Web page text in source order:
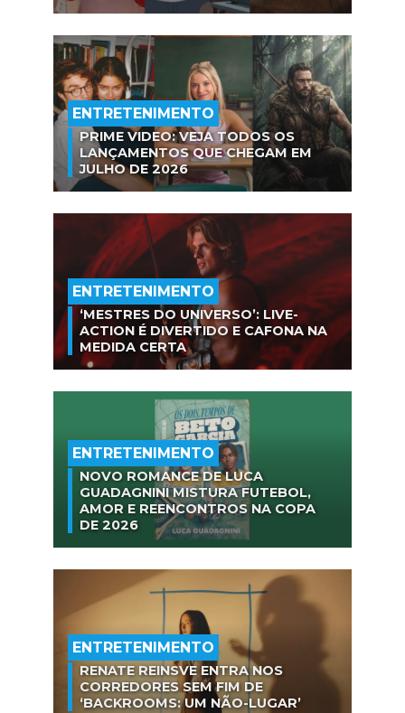
ENTRETENIMENTO
PRIME VIDEO: VEJA TODOS OS
LANÇAMENTOS QUE CHEGAM EM
JULHO DE 2026
ENTRETENIMENTO
‘MESTRES DO UNIVERSO’: LIVE-
ACTION É DIVERTIDO E CAFONA NA
MEDIDA CERTA
ENTRETENIMENTO
NOVO ROMANCE DE LUCA
GUADAGNINI MISTURA FUTEBOL,
AMOR E REENCONTROS NA COPA
DE 2026
ENTRETENIMENTO
RENATE REINSVE ENTRA NOS
CORREDORES SEM FIM DE
‘BACKROOMS: UM NÃO-LUGAR’